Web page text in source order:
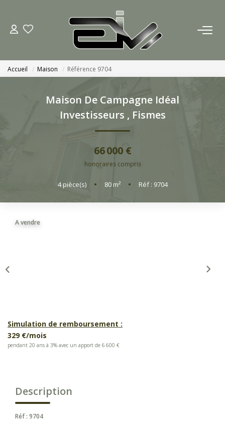
ACCUEIL
AGENCES
Nous Rejoindre
Nos Actualités
ACHETER
ESTIMATION
Accueil Maison Référence 9704
Maison De Campagne Idéal
Investisseurs , Fismes
66 000 €
honoraires compris
4pièce(s) • 80m² • Réf : 9704
A vendre
Simulation de remboursement :
329 €/mois
pendant 20 ans à 3% avec un apport de 6 600 €
Description
Réf : 9704